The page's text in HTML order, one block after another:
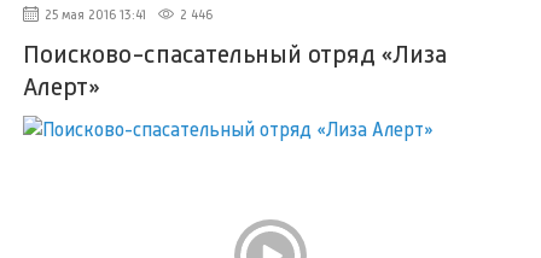
25 мая 2016 13:41 2 446
Поисково-спасательный отряд «Лиза
Алерт»